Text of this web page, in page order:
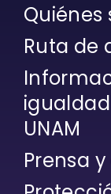
Quiénes
Ruta de
UNAM
Prensa